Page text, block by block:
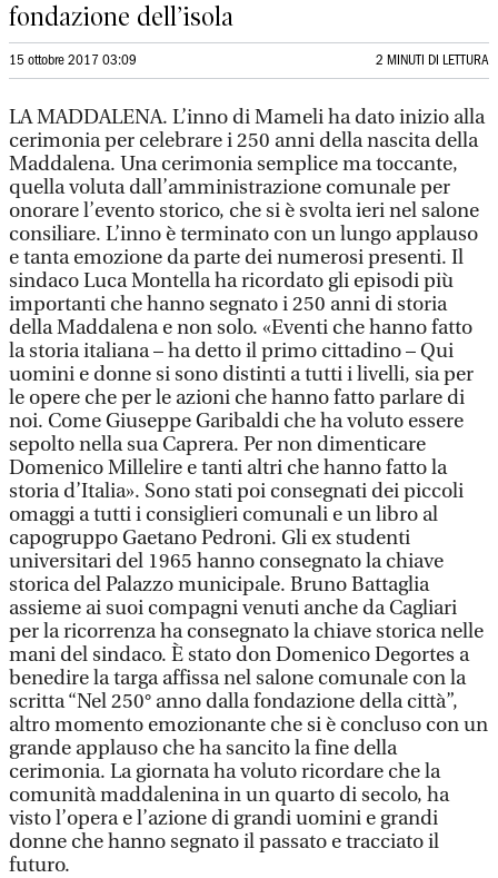
fondazione dell’isola
15 ottobre 2017 03:09 2 MINUTI DI LETTURA
LA MADDALENA. L’inno di Mameli ha dato inizio alla
cerimonia per celebrare i 250 anni della nascita della
Maddalena. Una cerimonia semplice ma toccante,
quella voluta dall’amministrazione comunale per
onorare l’evento storico, che si è svolta ieri nel salone
consiliare. L’inno è terminato con un lungo applauso
e tanta emozione da parte dei numerosi presenti. Il
sindaco Luca Montella ha ricordato gli episodi più
importanti che hanno segnato i 250 anni di storia
della Maddalena e non solo. «Eventi che hanno fatto
la storia italiana – ha detto il primo cittadino – Qui
uomini e donne si sono distinti a tutti i livelli, sia per
le opere che per le azioni che hanno fatto parlare di
noi. Come Giuseppe Garibaldi che ha voluto essere
sepolto nella sua Caprera. Per non dimenticare
Domenico Millelire e tanti altri che hanno fatto la
storia d’Italia». Sono stati poi consegnati dei piccoli
omaggi a tutti i consiglieri comunali e un libro al
capogruppo Gaetano Pedroni. Gli ex studenti
universitari del 1965 hanno consegnato la chiave
storica del Palazzo municipale. Bruno Battaglia
assieme ai suoi compagni venuti anche da Cagliari
per la ricorrenza ha consegnato la chiave storica nelle
mani del sindaco. È stato don Domenico Degortes a
benedire la targa affissa nel salone comunale con la
scritta “Nel 250° anno dalla fondazione della città”,
altro momento emozionante che si è concluso con un
grande applauso che ha sancito la fine della
cerimonia. La giornata ha voluto ricordare che la
comunità maddalenina in un quarto di secolo, ha
visto l’opera e l’azione di grandi uomini e grandi
donne che hanno segnato il passato e tracciato il
futuro.